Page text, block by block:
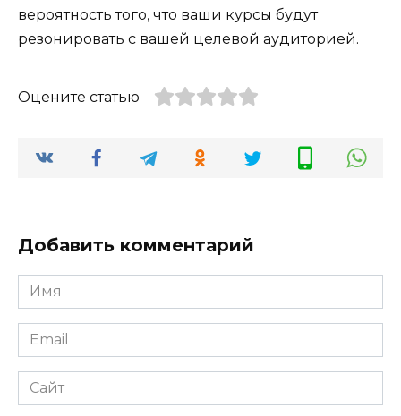
вероятность того, что ваши курсы будут
резонировать с вашей целевой аудиторией.
Оцените статью
Добавить комментарий
Имя
*
Email
*
Сайт